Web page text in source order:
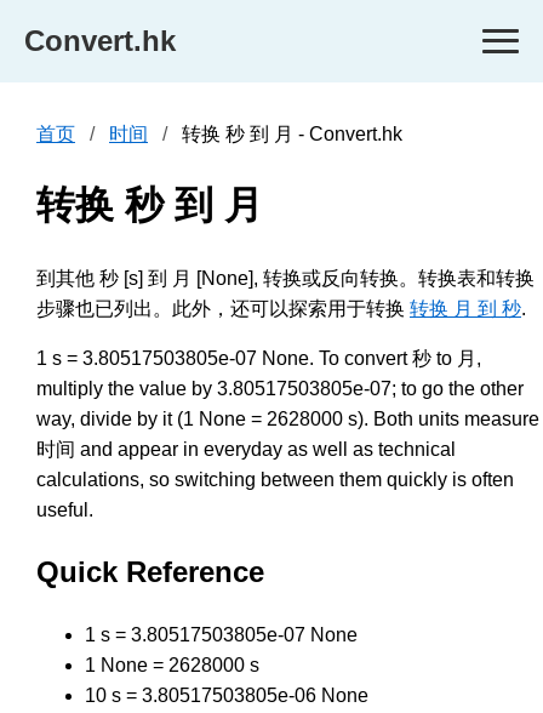
Convert.hk
首页 时间 转换 秒 到 月 - Convert.hk
转换 秒 到 月
到其他 秒 [s] 到 月 [None], 转换或反向转换。转换表和转换
步骤也已列出。此外，还可以探索用于转换 转换 月 到 秒.
1 s = 3.80517503805e-07 None. To convert 秒 to 月,
multiply the value by 3.80517503805e-07; to go the other
way, divide by it (1 None = 2628000 s). Both units measure
时间 and appear in everyday as well as technical
calculations, so switching between them quickly is often
useful.
Quick Reference
1 s = 3.80517503805e-07 None
1 None = 2628000 s
10 s = 3.80517503805e-06 None